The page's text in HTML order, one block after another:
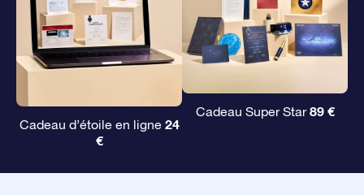
Cadeau d’étoile en ligne 24
€
Cadeau Super Star89 €